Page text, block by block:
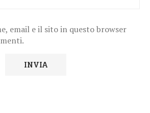
email e il sito in questo browser